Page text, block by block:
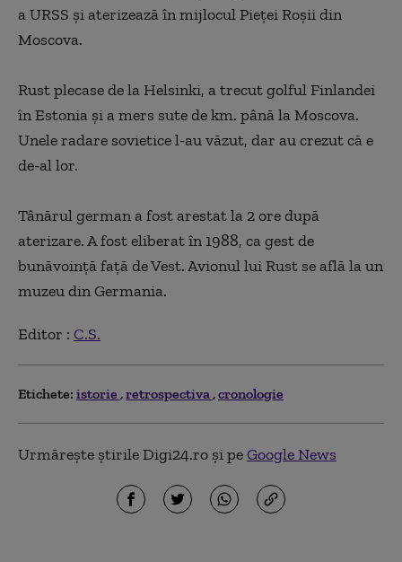
aURSS și aterizează în mijlocul Pieței Roșii din
Moscova.
Rust plecase de la Helsinki, a trecut golful Finlandei
înEstonia și a mers sute dekm. până la Moscova.
Uneleradare sovietice l-au văzut, dar au crezut că e
de-al lor.
Tânărul german a fost arestat la 2ore după
aterizare.A fost eliberat în 1988, ca gest de
bunăvoință față deVest.Avionul lui Rust se află la un
muzeu din Germania.
Editor : C.S.
Etichete: istorie retrospectiva cronologie
Urmărește știrile Digi24.ro și peGoogle News